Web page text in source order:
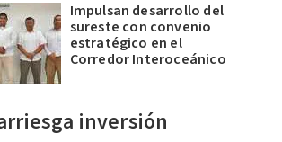
Impulsan desarrollo del
sureste con convenio
estratégico en el
Corredor Interoceánico
inversión